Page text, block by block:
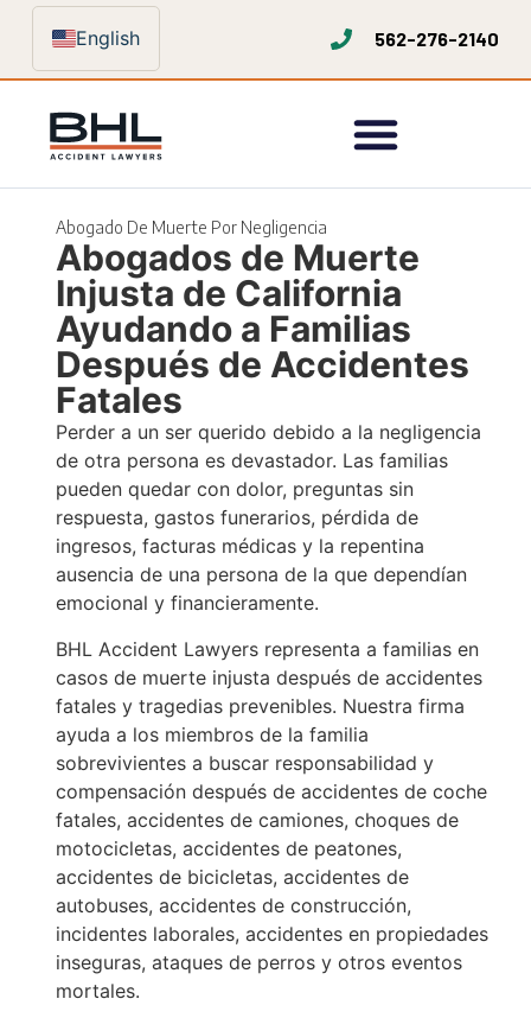
English 562-276-2140
Abogado De Muerte Por Negligencia
Abogados de Muerte
Injusta de California
Ayudando a Familias
Después de Accidentes
Fatales
Perder a un ser querido debido a la negligencia
de otra persona es devastador. Las familias
pueden quedar con dolor, preguntas sin
respuesta, gastos funerarios, pérdida de
ingresos, facturas médicas y la repentina
ausencia de una persona de la que dependían
emocional y financieramente.
BHL Accident Lawyers representa a familias en
casos de muerte injusta después de accidentes
fatales y tragedias prevenibles. Nuestra firma
ayuda a los miembros de la familia
sobrevivientes a buscar responsabilidad y
compensación después de accidentes de coche
fatales, accidentes de camiones, choques de
motocicletas, accidentes de peatones,
accidentes de bicicletas, accidentes de
autobuses, accidentes de construcción,
incidentes laborales, accidentes en propiedades
inseguras, ataques de perros y otros eventos
mortales.